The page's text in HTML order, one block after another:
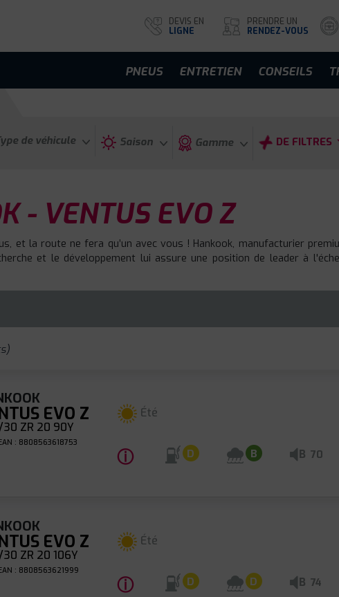
DEVIS EN
LIGNE
PRENDRE UN
RENDEZ-VOUS
PNEUS ENTRETIEN CONSEILS
de véhicule Saison Gamme DE FILTRES
- VENTUS EVO Z
et la route ne fera qu’un avec vous ! Hankook, manufacturier
et le développement lui assure une position de leader à
EVO Z
ZR 20 90Y
: 8808563618753
Été
ⓘ D B B 70
EVO Z
ZR 20 106Y
EAN : 8808563621999
Été
ⓘ D D B 74